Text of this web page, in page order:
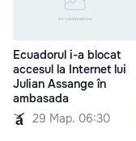
Ecuadorul i-a blocat
accesul la Internet lui
Julian Assange în
ambasada
29 Мар. 06:30